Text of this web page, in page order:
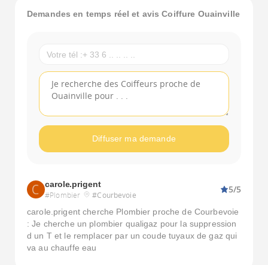
Demandes en temps réel et avis Coiffure Ouainville
Diffuser ma demande
carole.prigent
#Plombier #Courbevoie
5/5
carole.prigent cherche Plombier proche de Courbevoie
: Je cherche un plombier qualigaz pour la suppression
d un T et le remplacer par un coude tuyaux de gaz qui
va au chauffe eau